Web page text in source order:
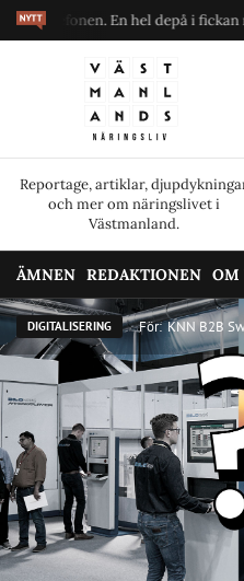
En hel depå i fickan med
Reportage, artiklar,
och mer om näringslivet i
Västmanland.
ÄMNEN REDAKTIONEN OM
DIGITALISERING För: KNN B2B